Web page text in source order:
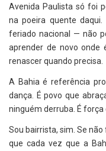
Avenida Paulista só foi
na poeira quente
feriado nacional — não
aprender de novo onde
renascer quando precisa.
A Bahia é referência
dança. É povo que
ninguém derruba. É força
Sou bairrista, sim. Se
que cada vez que a